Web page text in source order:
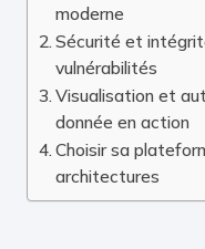
moderne
Sécurité et
vulnérabilités
Visualisation et
donnée en action
Choisir sa
architectures